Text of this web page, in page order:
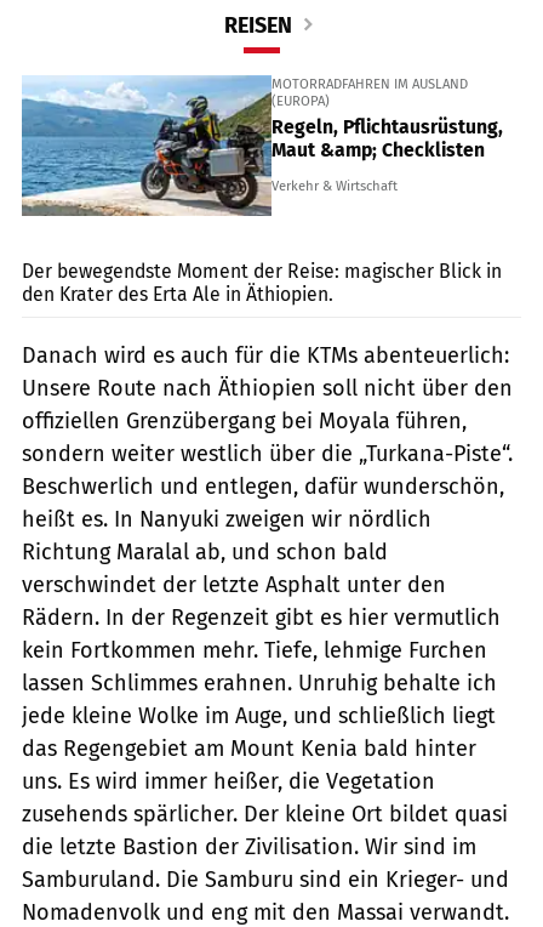
Der bewegendste Moment der Reise: magischer Blick in
den Krater des Erta Ale in Äthiopien.
Danach wird es auch für die KTMs abenteuerlich:
Unsere Route nach Äthiopien soll nicht über den
offiziellen Grenzübergang bei Moyala führen,
sondern weiter westlich über die „Turkana-Piste“.
Beschwerlich und entlegen, dafür wunderschön,
heißt es. In Nanyuki zweigen wir nördlich
Richtung Maralal ab, und schon bald
verschwindet der letzte Asphalt unter den
Rädern. In der Regenzeit gibt es hier vermutlich
kein Fortkommen mehr. Tiefe, lehmige Furchen
lassen Schlimmes erahnen. Unruhig behalte ich
jede kleine Wolke im Auge, und schließlich liegt
das Regengebiet am Mount Kenia bald hinter
uns. Es wird immer heißer, die Vegetation
zusehends spärlicher. Der kleine Ort bildet quasi
die letzte Bastion der Zivilisation. Wir sind im
Samburuland. Die Samburu sind ein Krieger- und
Nomadenvolk und eng mit den Massai verwandt.